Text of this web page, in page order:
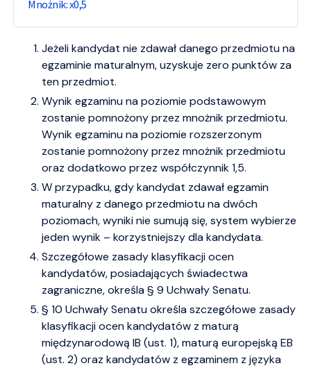
0,5
Jeżeli kandydat nie zdawał danego przedmiotu na
egzaminie maturalnym, uzyskuje zero punktów za
ten przedmiot.
Wynik egzaminu na poziomie podstawowym
zostanie pomnożony przez mnożnik przedmiotu.
Wynik egzaminu na poziomie rozszerzonym
zostanie pomnożony przez mnożnik przedmiotu
oraz dodatkowo przez współczynnik 1,5.
W przypadku, gdy kandydat zdawał egzamin
maturalny z danego przedmiotu na dwóch
poziomach, wyniki nie sumują się, system wybierze
jeden wynik – korzystniejszy dla kandydata.
Szczegółowe zasady klasyfikacji ocen
kandydatów, posiadających świadectwa
zagraniczne, określa § 9 Uchwały Senatu.
§ 10 Uchwały Senatu określa szczegółowe zasady
klasyfikacji ocen kandydatów z maturą
międzynarodową IB (ust. 1), maturą europejską EB
(ust. 2) oraz kandydatów z egzaminem z języka